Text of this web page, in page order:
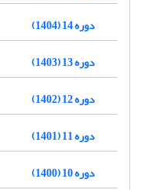
دوره 14 (1404)
دوره 13 (1403)
دوره 12 (1402)
دوره 11 (1401)
دوره 10 (1400)